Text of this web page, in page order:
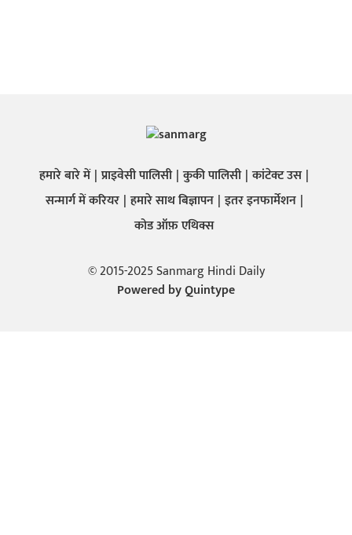
हमारे बारे में प्राइवेसी पालिसी कुकी पालिसी कांटेक्ट उस
सन्मार्ग में करियर हमारे साथ बिज्ञापन इतर इनफार्मेशन
कोड ऑफ़ एथिक्स
© 2015-2025 Sanmarg Hindi Daily
Powered byQuintype